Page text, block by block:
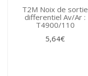
T2M Noix de sortie
differentiel Av/Ar :
T4900/110
5,64€